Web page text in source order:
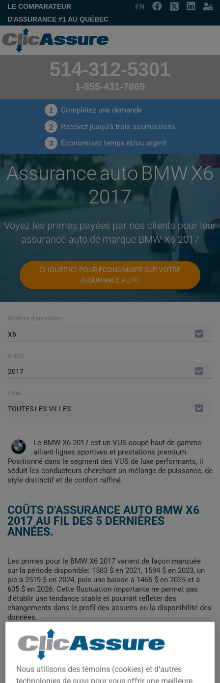
LE COMPARATEUR
D'ASSURANCE #1 AU QUÉBEC
EN
514-312-5301
1-855-431-7869
1 Complétez une demande
2 Recevez jusqu'à trois soumissions
3 Économisez temps et/ou argent
Assurance auto BMW X6
2017
Voyez les primes payées par nos clients pour leur
assurance auto de marque BMW X6 2017
CLIQUEZ ICI POUR ÉCONOMISER SUR VOTRE
ASSURANCE AUTO
Modèles disponibles
X6
Année
2017
Villes
TOUTES LES VILLES
Le BMW X6 2017 est un VUS coupé haut de gamme
alliant lignes sportives et prestations premium.
Positionné dans le segment des VUS de luxe performants, il
séduit les conducteurs cherchant un mélange de puissance, de
style distinctif et de confort raffiné.
COÛTS D'ASSURANCE AUTO BMW X6
2017 AU FIL DES 5 DERNIÈRES
ANNÉES.
Les primes pour le BMW X6 2017 varient de façon marquée
sur la période disponible: 1583 $ en 2021, 1594 $ en 2023, un
pic à 2519 $ en 2024, puis une baisse à 1465 $ en 2025 et à
605 $ en 2026. Cette fluctuation importante ne permet pas
d'établir une tendance stable et pourrait refléter des
changements dans le profil des assurés ou la disponibilité des
données.
Pour trouver la meilleur assurance pour votre véhicule BMW
X6 2017, il est plus important que jamais de comparer les
options disponibles.
2 500$
Nous utilisons des témoins (cookies) et d’autres